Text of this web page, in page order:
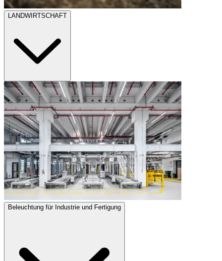
LANDWIRTSCHAFT
Beleuchtung für Industrie und Fertigung